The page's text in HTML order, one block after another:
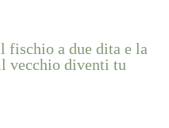
fischio a due dita e la
vecchio diventi tu